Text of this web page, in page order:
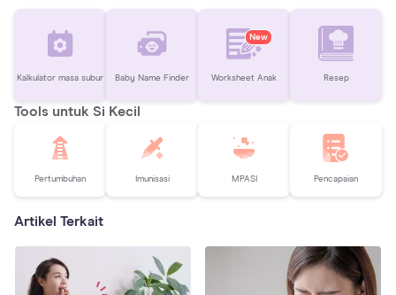
Kalkulator masa subur Baby Name Finder
New
Worksheet Anak Resep
Tools untuk Si Kecil
Pertumbuhan Imunisasi MPASI Pencapaian
Artikel Terkait